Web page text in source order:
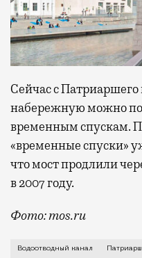
Сейчас с
набережную можно
временным спускам.
«временные спуски»
что мост продлили
в 2007 году.
Фото: mos.ru
Долгожданный сход
Водоотводный канал